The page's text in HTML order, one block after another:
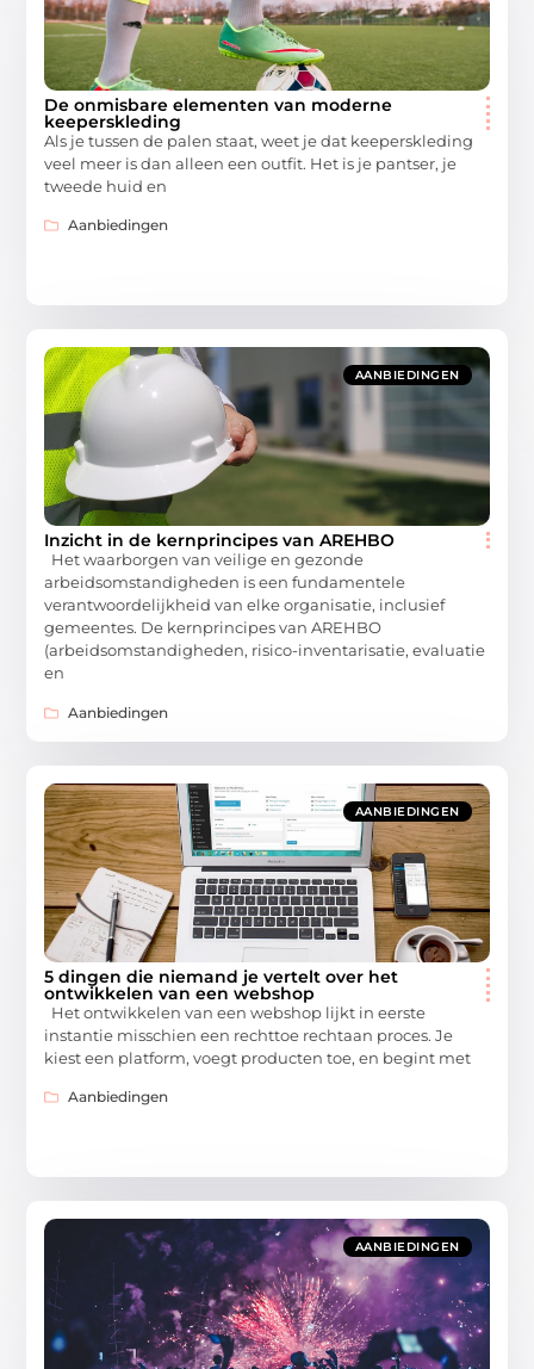
De onmisbare elementen van moderne
keeperskleding
Als je tussen de palen staat, weet je dat keeperskleding
veel meer is dan alleen een outfit. Het is je pantser, je
tweede huid en
Aanbiedingen
AANBIEDINGEN
Inzicht in de kernprincipes van AREHBO
Het waarborgen van veilige en gezonde
arbeidsomstandigheden is een fundamentele
verantwoordelijkheid van elke organisatie, inclusief
gemeentes. De kernprincipes van AREHBO
(arbeidsomstandigheden, risico-inventarisatie, evaluatie
en
Aanbiedingen
AANBIEDINGEN
5 dingen die niemand je vertelt over het
ontwikkelen van een webshop
Het ontwikkelen van een webshop lijkt in eerste
instantie misschien een rechttoe rechtaan proces. Je
kiest een platform, voegt producten toe, en begint met
Aanbiedingen
AANBIEDINGEN